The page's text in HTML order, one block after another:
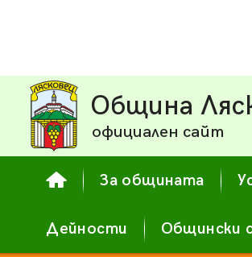
Община
официален сайт
За общината
Дейности Общински